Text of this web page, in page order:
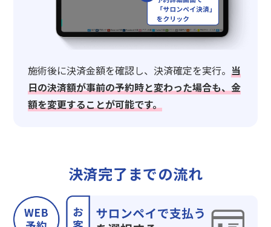
施術後に決済金額を確認し、決済確定を実行。当
日の決済額が事前の予約時と変わった場合も、金
額を変更することが可能です。
決済完了までの流れ